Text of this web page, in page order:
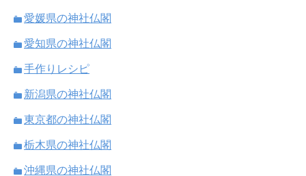
愛媛県の神社仏閣
愛知県の神社仏閣
手作りレシピ
新潟県の神社仏閣
東京都の神社仏閣
栃木県の神社仏閣
沖縄県の神社仏閣